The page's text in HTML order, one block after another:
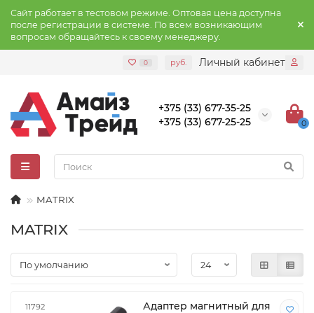
Сайт работает в тестовом режиме. Оптовая цена доступна
после регистрации в системе. По всем возникающим
вопросам обращайтесь к своему менеджеру.
0 руб. Личный кабинет
+375 (33) 677-35-25
+375 (33) 677-25-25
0
MATRIX
MATRIX
11792
Адаптер магнитный для